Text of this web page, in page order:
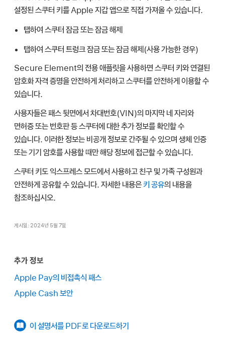
설정된 스쿠터 키를Apple 지갑앱으로 직접 가져올 수 있습니다.
탭하여 스쿠터 잠금 또는 잠금 해제
탭하여 스쿠터 트렁크 잠금 또는 잠금 해제(사용 가능한 경우)
Secure Element의 전용 애플릿을 사용하면 스쿠터 키와 연결된
암호화 자격 증명을 안전하게 처리하고 스쿠터를 안전하게 이용할 수
있습니다.
사용자들은 패스 뒷면에서 차대번호(VIN)의 마지막 네 자리와
면허증 또는 번호판 등 스쿠터에 대한 추가 정보를 확인할 수
있습니다. 이러한 정보는 비공개 정보로 간주될 수 있으며 생체 인증
또는 기기 암호를 사용할 때만 해당 정보에 접근할 수 있습니다.
스쿠터 키도 익스프레스 모드에서 사용하고 친구 및 가족 구성원과
안전하게 공유할 수 있습니다. 자세한 내용은 키 공유의 내용을
참조하십시오.
게시일: 2024년 5월 7일
추가 정보
Apple Pay의 비접촉식 패스
Apple Cash 보안
이 설명서를 PDF로 다운로드하기